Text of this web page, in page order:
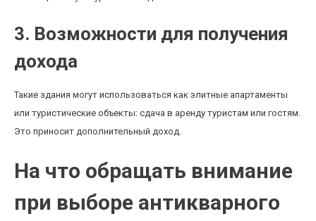
3. Возможности для получения
дохода
Такие здания могут использоваться как элитные апартаменты
или туристические объекты: сдача в аренду туристам или гостям.
Это приносит дополнительный доход.
На что обращать внимание
при выборе антикварного